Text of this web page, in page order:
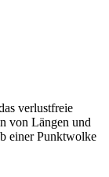
verlustfreie
von Längen und
einer Punktwolke